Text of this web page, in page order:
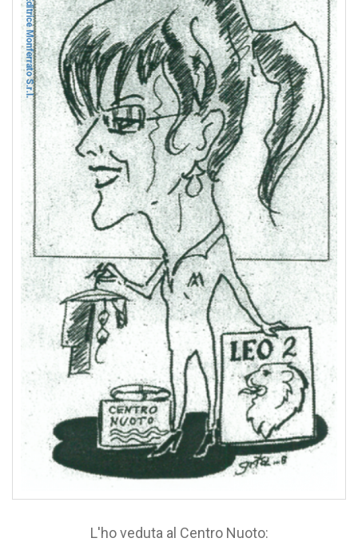
L'ho veduta al Centro Nuoto: